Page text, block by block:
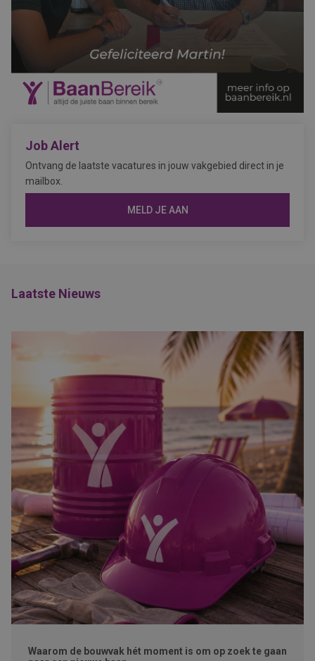
Job Alert
Ontvang de laatste vacatures in jouw vakgebied direct in je
mailbox.
MELD JE AAN
Laatste Nieuws
Waarom de bouwvak hét moment is om op zoek te gaan